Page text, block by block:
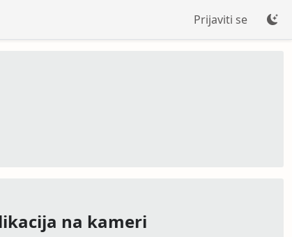
Prijaviti se
na kameri